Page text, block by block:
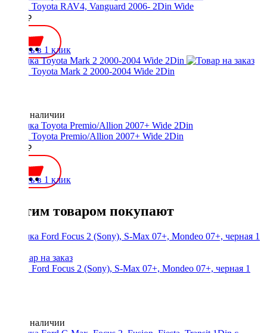
Рамка Toyota RAV4, Vanguard 2006- 2Din Wide
1100 ₽
Купить в 1 клик
Рамка Toyota Mark 2 2000-2004 Wide 2Din
Нет в наличии
Рамка Toyota Premio/Allion 2007+ Wide 2Din
1400 ₽
Купить в 1 клик
С этим товаром покупают
Рамка Ford Focus 2 (Sony), S-Max 07+, Mondeo 07+, черная 1
Нет в наличии